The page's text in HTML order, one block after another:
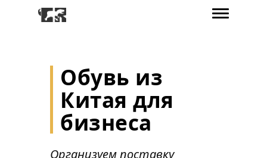
Обувь из
Китая для
бизнеса
Организуем поставку